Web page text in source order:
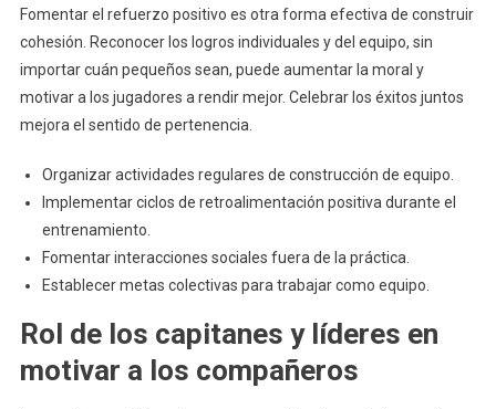
Fomentar el refuerzo positivo es otra forma efectiva de construir
cohesión. Reconocer los logros individuales y del equipo, sin
importar cuán pequeños sean, puede aumentar la moral y
motivar a los jugadores a rendir mejor. Celebrar los éxitos juntos
mejora el sentido de pertenencia.
Organizar actividades regulares de construcción de equipo.
Implementar ciclos de retroalimentación positiva durante el
entrenamiento.
Fomentar interacciones sociales fuera de la práctica.
Establecer metas colectivas para trabajar como equipo.
Rol de los capitanes y líderes en
motivar a los compañeros